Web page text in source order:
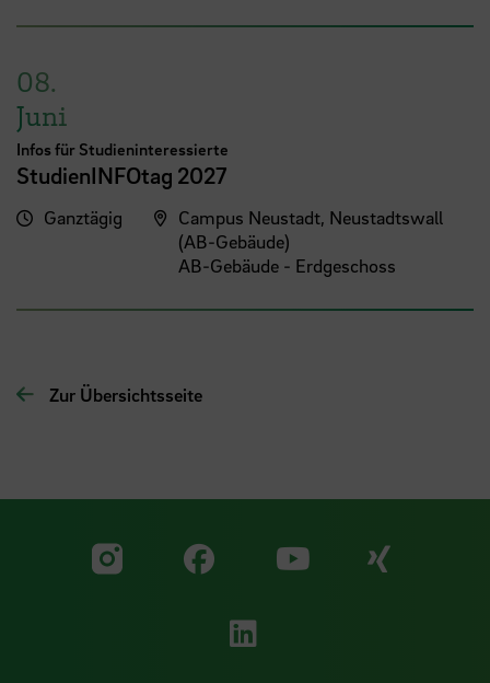
08.
Juni
Infos für Studieninteressierte
StudienINFOtag 2027
Ganztägig
Campus Neustadt, Neustadtswall
(AB-Gebäude)
AB-Gebäude - Erdgeschoss
Zur Übersichtsseite
Zu unserer Facebook
Zu
Zu unserer